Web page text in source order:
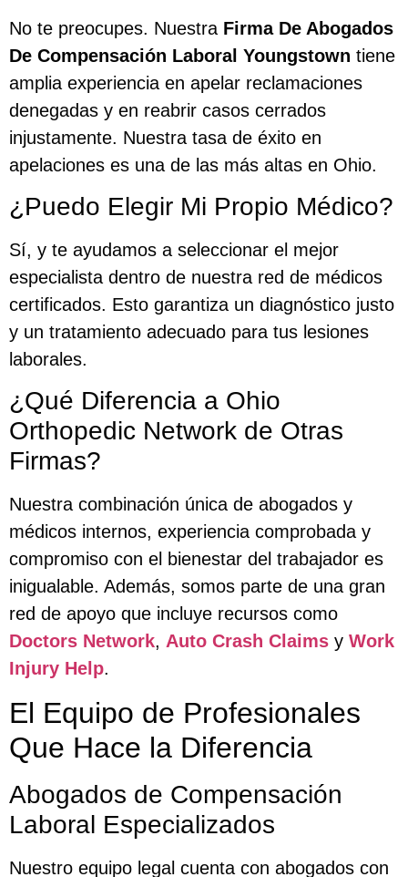
No te preocupes. Nuestra Firma De Abogados
De Compensación Laboral Youngstown tiene
amplia experiencia en apelar reclamaciones
denegadas y en reabrir casos cerrados
injustamente. Nuestra tasa de éxito en
apelaciones es una de las más altas en Ohio.
¿Puedo Elegir Mi Propio Médico?
Sí, y te ayudamos a seleccionar el mejor
especialista dentro de nuestra red de médicos
certificados. Esto garantiza un diagnóstico justo
y un tratamiento adecuado para tus lesiones
laborales.
¿Qué Diferencia a Ohio
Orthopedic Network de Otras
Firmas?
Nuestra combinación única de abogados y
médicos internos, experiencia comprobada y
compromiso con el bienestar del trabajador es
inigualable. Además, somos parte de una gran
red de apoyo que incluye recursos como
Doctors Network, Auto Crash Claims y Work
Injury Help.
El Equipo de Profesionales
Que Hace la Diferencia
Abogados de Compensación
Laboral Especializados
Nuestro equipo legal cuenta con abogados con